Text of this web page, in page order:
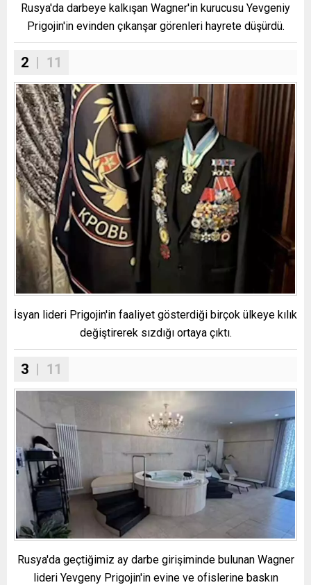
Rusya'da darbeye kalkışan Wagner'in kurucusu Yevgeniy
Prigojin'in evinden çıkanşar görenleri hayrete düşürdü.
2 | 11
İsyan lideri Prigojin'in faaliyet gösterdiği birçok ülkeye kılık
değiştirerek sızdığı ortaya çıktı.
3 | 11
Rusya'da geçtiğimiz ay darbe girişiminde bulunan Wagner
lideri Yevgeny Prigojin'in evine ve ofislerine baskın